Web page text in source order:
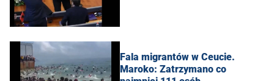
Fala migrantów w Ceucie.
Maroko: Zatrzymano co